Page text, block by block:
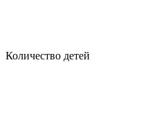
Количество детей